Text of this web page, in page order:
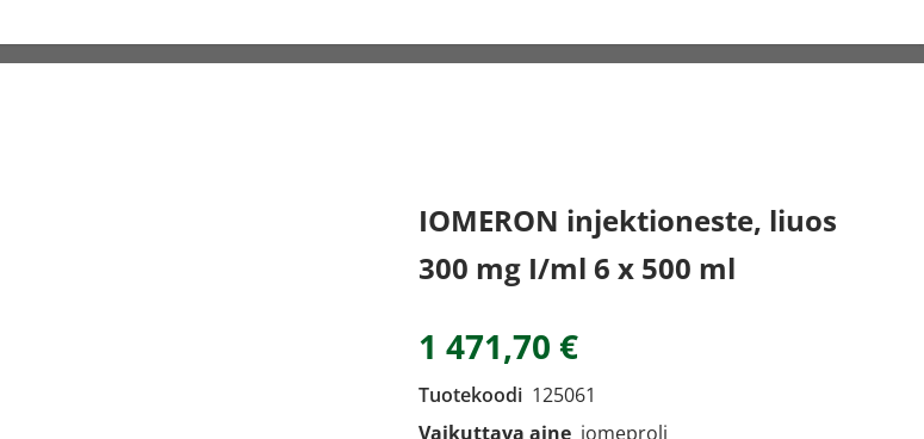
IOMERON injektioneste, liuos
300 mg I/ml 6 x 500 ml
1 471,70 €
Tuotekoodi 125061
Vaikuttava aine jomeproli